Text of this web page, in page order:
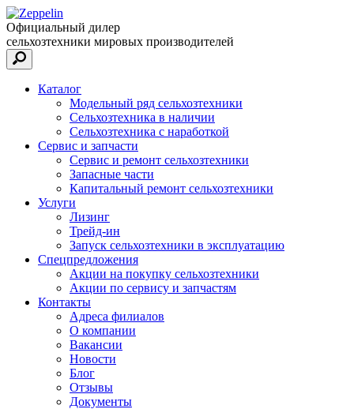
Официальный дилер
сельхозтехники мировых производителей
Каталог
Модельный ряд сельхозтехники
Сельхозтехника в наличии
Сельхозтехника с наработкой
Сервис и запчасти
Сервис и ремонт сельхозтехники
Запасные части
Капитальный ремонт сельхозтехники
Услуги
Лизинг
Трейд-ин
Запуск сельхозтехники в эксплуатацию
Спецпредложения
Акции на покупку сельхозтехники
Акции по сервису и запчастям
Контакты
Адреса филиалов
О компании
Вакансии
Новости
Блог
Отзывы
Документы